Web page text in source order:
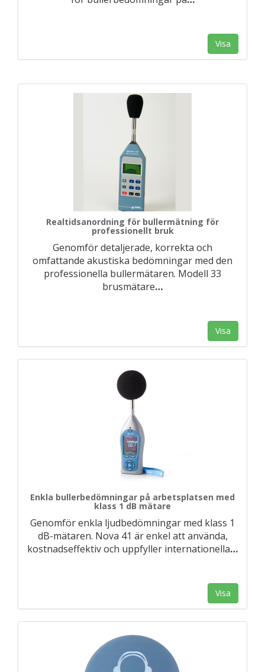
Visa
Realtidsanordning för bullermätning för
professionellt bruk
Genomför detaljerade, korrekta och
omfattande akustiska bedömningar med den
professionella bullermätaren. Modell 33
brusmätare…
Visa
Enkla bullerbedömningar på arbetsplatsen med
klass 1 dB mätare
Genomför enkla ljudbedömningar med klass 1
dB-mätaren. Nova 41 är enkel att använda,
kostnadseffektiv och uppfyller internationella…
Visa